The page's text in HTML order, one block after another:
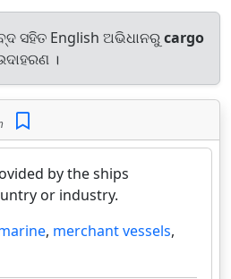
ସହିତ English ଅଭିଧାନରୁcargo
।
by the ships
or industry.
, merchant vessels,